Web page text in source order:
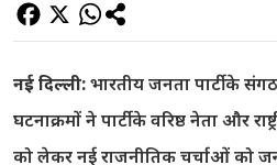
नई दिल्ली:भारतीय जनता पार्टी के
घटनाक्रमों ने पार्टी के वरिष्ठ नेता और
को लेकर नई राजनीतिक चर्चाओं को